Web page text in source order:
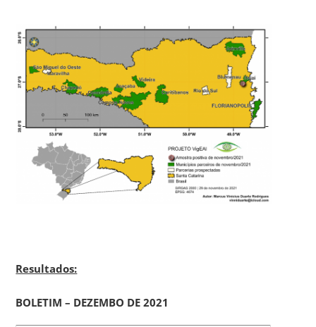
Resultados:
BOLETIM – DEZEMBO DE 2021